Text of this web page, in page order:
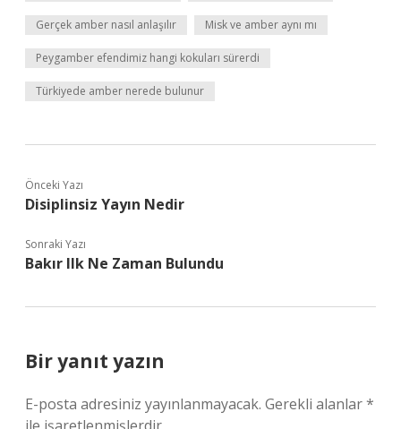
Gerçek amber nasıl anlaşılır Misk ve amber aynı mı
Peygamber efendimiz hangi kokuları sürerdi
Türkiyede amber nerede bulunur
Önceki Yazı
Disiplinsiz Yayın Nedir
Sonraki Yazı
Bakır Ilk Ne Zaman Bulundu
Bir yanıt yazın
E-posta adresiniz yayınlanmayacak. Gerekli alanlar*